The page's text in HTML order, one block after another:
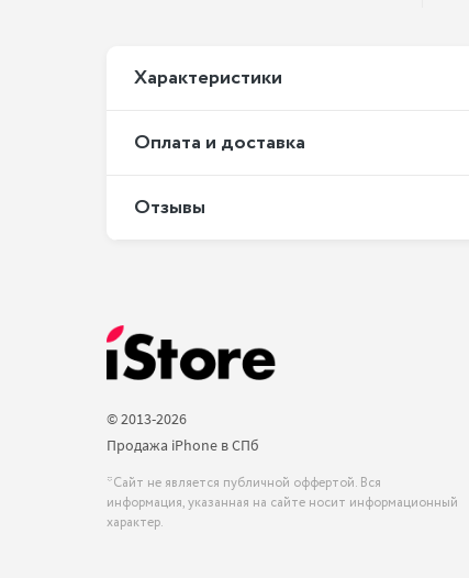
Xарактеристики
Оплата и доставка
Отзывы
© 2013-2026
Продажа iPhone в СПб
*Сайт не является публичной оффертой. Вся
информация, указанная на сайте носит информационный
характер.